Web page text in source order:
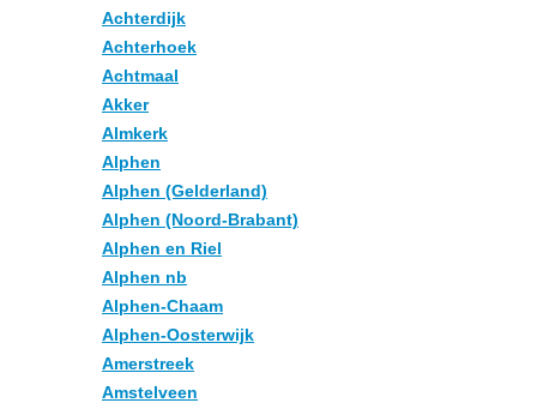
Achterdijk
Achterhoek
Achtmaal
Akker
Almkerk
Alphen
Alphen (Gelderland)
Alphen (Noord-Brabant)
Alphen en Riel
Alphen nb
Alphen-Chaam
Alphen-Oosterwijk
Amerstreek
Amstelveen